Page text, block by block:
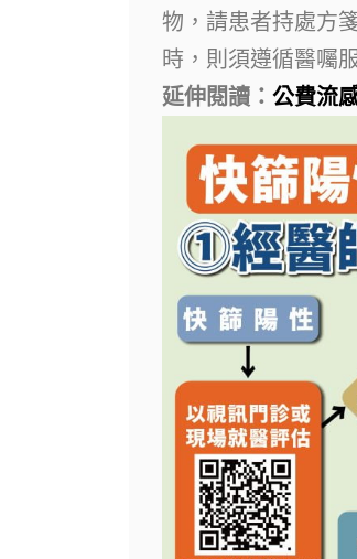
物，請患者持處方
時，則須遵循醫囑
延伸閱讀： 公費流